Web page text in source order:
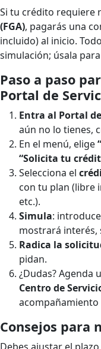
Si tu crédito requiere
(FGA), pagarás una
incluido) al inicio.
simulación; úsala
Paso a paso
Portal de
Entra al Portal
aún no lo tienes,
En el menú, elige
“Solicita tu
Selecciona el
con tu plan (libre
etc.).
Simula:
mostrará interés,
Radica la
pidan.
¿Dudas? Agenda
Centro de
acompañamiento
Consejos para